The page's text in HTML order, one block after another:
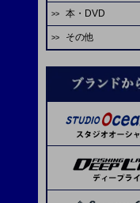
パームス
ジャンキーワ
ダイワ
剛樹
リップル
APIA
アベットリー
レスターファ
オプション
Lots Of Art
ブルーブルー
脇漁具
ヨーヅリ
デュエル
ランブルベイ
ピエールジグ
バリバス
ラインコート
ネイチャーボ
下田漁具
スティンガー
コアマン
ネイヤーボー
SFC
beat
剣屋
がまかつ
シマノ
ヴァンフック
ゼスタ
SOM
ダイワ
ヤマイ
フィッシン
糸・チューブ
ヴァンフック
UOSO
デコイ
オーナー
ASS
B.Rig's
エヌティスイ
フィッシン
ボーズレス
ソルトウォ
reins（スペ
ラバーパーツ
スペアフック
SPI ミゾハン
オーシャンフ
コーモラン
ティクト
ABU
コーモラン
本・DVD
その他